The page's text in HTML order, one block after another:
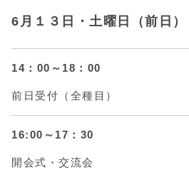
6月１３日・土曜日（前日）
14：00～18：00
前日受付（全種目）
16:00～17：30
開会式・交流会